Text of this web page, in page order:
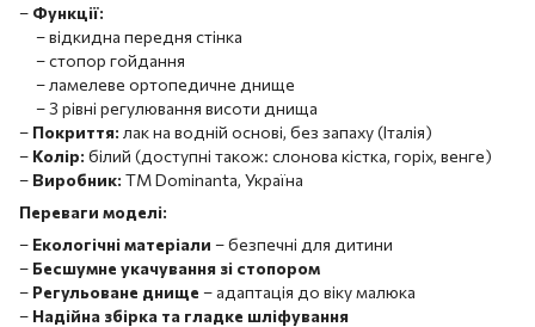
– Функції:
– відкидна передня стінка
– стопор гойдання
– ламелеве ортопедичне днище
– 3 рівні регулювання висоти днища
– Покриття: лак на водній основі, без запаху (Італія)
– Колір: білий (доступні також: слонова кістка, горіх, венге)
– Виробник: ТМ Dominanta, Україна
Переваги моделі:
– Екологічні матеріали – безпечні для дитини
– Бесшумне укачування зі стопором
– Регульоване днище – адаптація до віку малюка
– Надійна збірка та гладке шліфування